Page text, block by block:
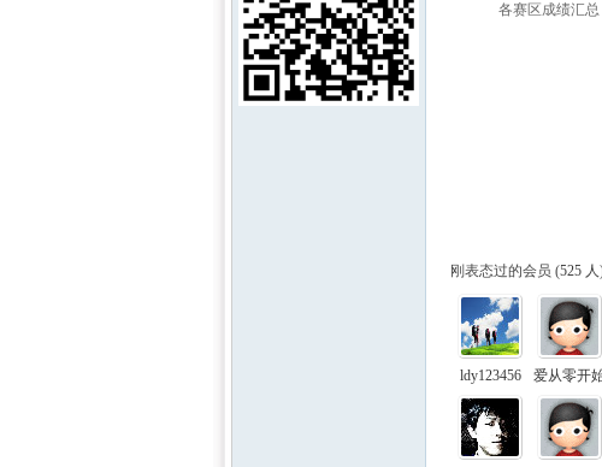
各赛区成绩汇总
刚表态过的会员 (525 人
ldy123456 爱从零开